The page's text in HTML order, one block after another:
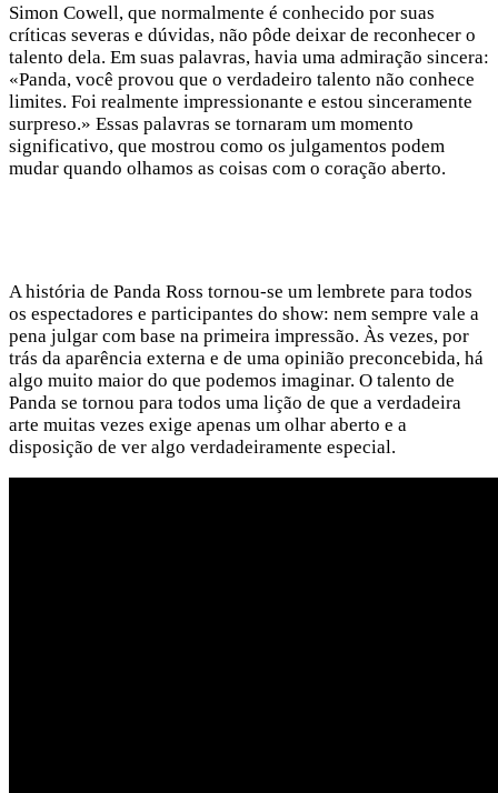
Simon Cowell, que normalmente é conhecido por suas
críticas severas e dúvidas, não pôde deixar de reconhecer o
talento dela. Em suas palavras, havia uma admiração sincera:
«Panda, você provou que o verdadeiro talento não conhece
limites. Foi realmente impressionante e estou sinceramente
surpreso.» Essas palavras se tornaram um momento
significativo, que mostrou como os julgamentos podem
mudar quando olhamos as coisas com o coração aberto.
A história de Panda Ross tornou-se um lembrete para todos
os espectadores e participantes do show: nem sempre vale a
pena julgar com base na primeira impressão. Às vezes, por
trás da aparência externa e de uma opinião preconcebida, há
algo muito maior do que podemos imaginar. O talento de
Panda se tornou para todos uma lição de que a verdadeira
arte muitas vezes exige apenas um olhar aberto e a
disposição de ver algo verdadeiramente especial.